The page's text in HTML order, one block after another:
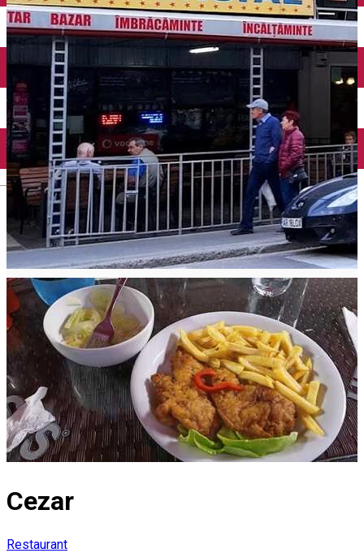
English
Cezar
Restaurant